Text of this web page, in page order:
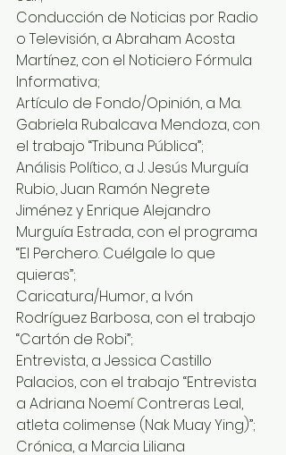
Conducción de Noticias por Radio
o Televisión, a Abraham Acosta
Martínez, con el Noticiero Fórmula
Informativa;
Artículo de Fondo/Opinión, a Ma.
Gabriela Rubalcava Mendoza, con
el trabajo “Tribuna Pública”;
Análisis Político, a J. Jesús Murguía
Rubio, Juan Ramón Negrete
Jiménez y Enrique Alejandro
Murguía Estrada, con el programa
“El Perchero. Cuélgale lo que
quieras”;
Caricatura/Humor, a Ivón
Rodríguez Barbosa, con el trabajo
“Cartón de Robi”;
Entrevista, a Jessica Castillo
Palacios, con el trabajo “Entrevista
a Adriana Noemí Contreras Leal,
atleta colimense (Nak Muay Ying)”;
Crónica, a Marcia Liliana